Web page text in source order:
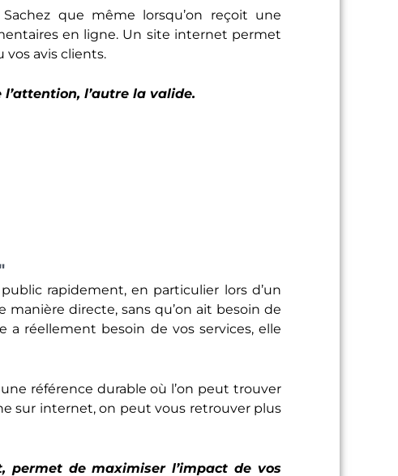
que même lorsqu’on reçoit une
en ligne. Un site internet permet
avis clients.
l’autre la valide.
rapidement, en particulier lors d’un
directe, sans qu’on ait besoin de
a réellement besoin de vos services, elle
référence durable où l’on peut trouver
sur internet, on peut vous retrouver plus
permet de maximiser l’impact de vos